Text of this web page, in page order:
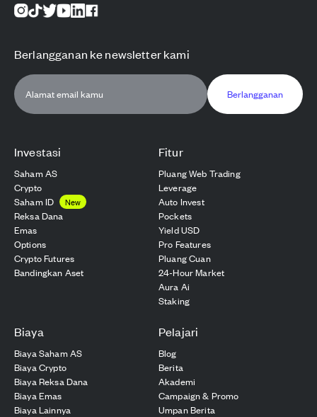
Investasi
Saham AS
Crypto
Saham ID
New
Reksa Dana
Emas
Options
Crypto Futures
Bandingkan Aset
Fitur
Pluang Web Trading
Leverage
Auto Invest
Pockets
Yield USD
Pro Features
Pluang Cuan
24-Hour Market
Aura Ai
Staking
Biaya
Biaya Saham AS
Biaya Crypto
Biaya Reksa Dana
Biaya Emas
Biaya Lainnya
Pelajari
Blog
Berita
Akademi
Campaign & Promo
Umpan Berita
Berlangganan ke newsletter kami
Berlangganan